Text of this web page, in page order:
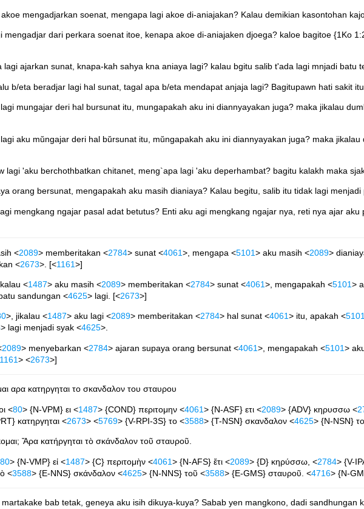
mengadjarkan soenat, mengapa lagi akoe di-aniajakan? Kalau demikian kasontohan
dari perkara soenat itoe, kenapa akoe di-aniajaken djoega? kaloe bagitoe {1Ko
ajarkan sunat, knapa-kah sahya kna aniaya lagi? kalau bgitu salib t'ada lagi mnjadi batu
b/eta beradjar lagi hal sunat, tagal apa b/eta mendapat anjaja lagi? Bagitupawn hati sakit
mungajar deri hal bursunat itu, mungapakah aku ini diannyayakan juga? maka jikalau
aku mŭngajar deri hal bŭrsunat itu, mŭngapakah aku ini diannyayakan juga? maka
lagi 'aku berchothbatkan chitanet, meng`apa lagi 'aku deperhambat? bagitu kalakh maka
orang bersunat, mengapakah aku masih dianiaya? Kalau begitu, salib itu tidak lagi menjadi
mengkang ngajar pasal adat betutus? Enti aku agi mengkang ngajar nya, reti nya ajar
<2089> memberitakan <2784> sunat <4061>, mengapa <5101> aku masih <2089>
<2673>. [<1161>]
<1487> aku masih <2089> memberitakan <2784> sunat <4061>, mengapakah <5101>
sandungan <4625> lagi. [<2673>]
>, jikalau <1487> aku lagi <2089> memberitakan <2784> hal sunat <4061> itu, apakah <
> lagi menjadi syak <4625>.
2089> menyebarkan <2784> ajaran supaya orang bersunat <4061>, mengapakah <5101>
1161> <2673>]
αρα κατηργηται το σκανδαλον του σταυρου
<80> {N-VPM} ει <1487> {COND} περιτομην <4061> {N-ASF} ετι <2089> {ADV} κηρυσσω <
κατηργηται <2673> <5769> {V-RPI-3S} το <3588> {T-NSN} σκανδαλον <4625> {N-NSN}
Ἄρα κατήργηται τὸ σκάνδαλον τοῦ σταυροῦ.
80> {N-VMP} εἰ <1487> {C} περιτομὴν <4061> {N-AFS} ἔτι <2089> {D} κηρύσσω, <2784> {V-
<3588> {E-NNS} σκάνδαλον <4625> {N-NNS} τοῦ <3588> {E-GMS} σταυροῦ. <4716> {N-
bab tetak, geneya aku isih dikuya-kuya? Sabab yen mangkono, dadi sandhungan